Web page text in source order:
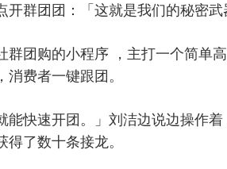
群团团：「这就是我们的秘密武
群团购的小程序 ，主打一个简单
费者一键跟团。
能快速开团。」刘洁边说边操作
了数十条接龙。